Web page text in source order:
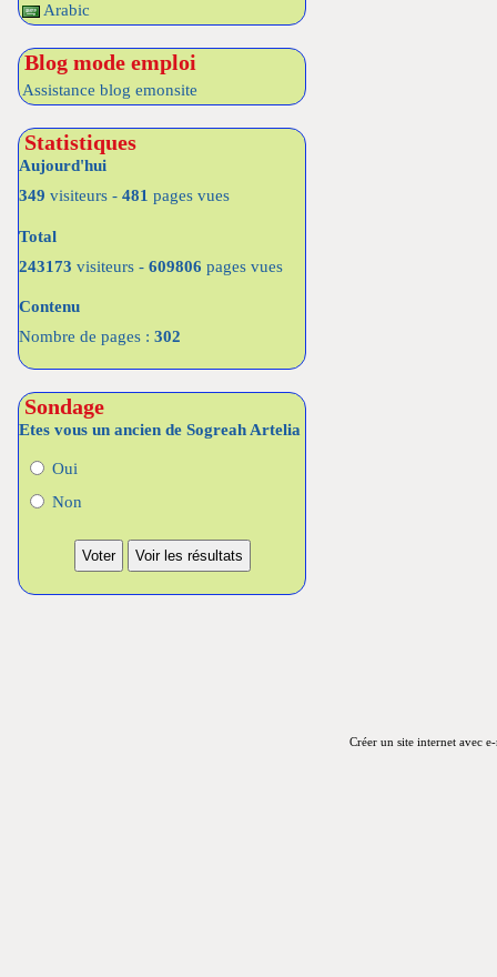
Arabic
Blog mode emploi
Assistance blog emonsite
Statistiques
Aujourd'hui
349 visiteurs - 481 pages vues
Total
243173 visiteurs - 609806 pages vues
Contenu
Nombre de pages : 302
Sondage
Etes vous un ancien de Sogreah Artelia
Oui
Non
Créer un site internet avec